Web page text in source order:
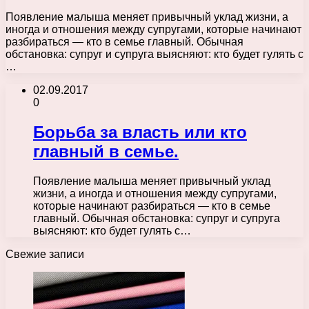
Появление малыша меняет привычный уклад жизни, а
иногда и отношения между супругами, которые начинают
разбираться — кто в семье главный. Обычная
обстановка: супруг и супруга выясняют: кто будет гулять с
…
02.09.2017
0
Борьба за власть или кто
главный в семье.
Появление малыша меняет привычный уклад
жизни, а иногда и отношения между супругами,
которые начинают разбираться — кто в семье
главный. Обычная обстановка: супруг и супруга
выясняют: кто будет гулять с…
Свежие записи